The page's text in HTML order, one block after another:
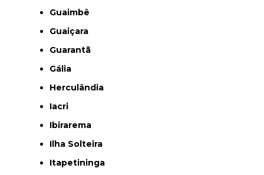
Guaimbê
Guaiçara
Guarantã
Gália
Herculândia
Iacri
Ibirarema
Ilha Solteira
Itapetininga